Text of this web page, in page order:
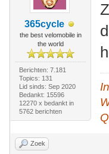
365cycle
the best velomobile in
the world
Berichten: 7.181
Topics: 131
Lid sinds: Sep 2020
Bedankt: 15596
12270 x bedankt in
5762 berichten
Zoek